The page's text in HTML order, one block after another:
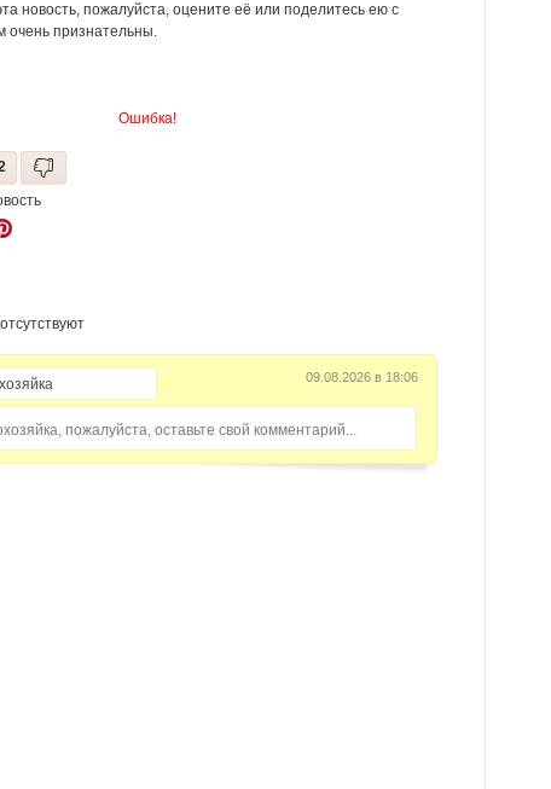
новость, пожалуйста, оцените её или поделитесь ею с
признательны.
Ошибка!
09.08.2026 в 18:06
пожалуйста, оставьте свой комментарий...